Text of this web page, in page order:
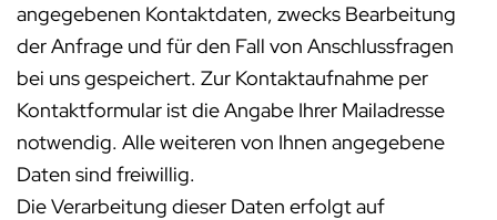
angegebenen Kontaktdaten, zwecks Bearbeitung
der Anfrage und für den Fall von Anschlussfragen
bei uns gespeichert. Zur Kontaktaufnahme per
Kontaktformular ist die Angabe Ihrer Mailadresse
notwendig. Alle weiteren von Ihnen angegebene
Daten sind freiwillig.
Die Verarbeitung dieser Daten erfolgt auf